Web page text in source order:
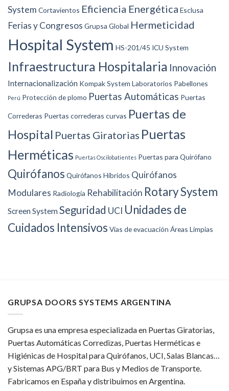
System Cortavientos Eficiencia Energética Esclusa
Ferias y Congresos Grupsa Global Hermeticidad
Hospital System HS-201/45 ICU System
Infraestructura Hospitalaria Innovación
Internacionalización Kompak System Laboratorios Pabellones
Perú Protección de plomo Puertas Automáticas Puertas
Correderas Puertas correderas curvas Puertas de
Hospital Puertas Giratorias Puertas
Herméticas Puertas Oscilobatientes Puertas para Quirófano
Quirófanos Quirófanos Híbridos Quirófanos
Modulares Radiología Rehabilitación Rotary System
Screen SystemSeguridad UCI Unidades de
Cuidados Intensivos Vías de evacuación Áreas Limpias
GRUPSA DOORS SYSTEMS ARGENTINA
Grupsa es una empresa especializada en Puertas Giratorias,
Puertas Automáticas Corredizas, Puertas Herméticas e
Higiénicas de Hospital para Quirófanos, UCI, Salas Blancas…
y Sistemas APG/BRT para Bus y Medios de Transporte.
Fabricamos en España y distribuimos en Argentina.